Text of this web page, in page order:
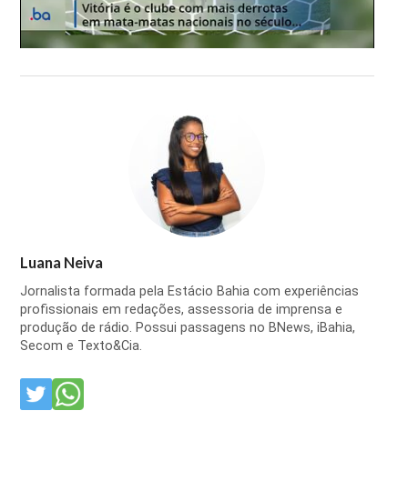
Luana Neiva
Jornalista formada pela Estácio Bahia com experiências
profissionais em redações, assessoria de imprensa e
produção de rádio. Possui passagens no BNews, iBahia,
Secom e Texto&Cia.